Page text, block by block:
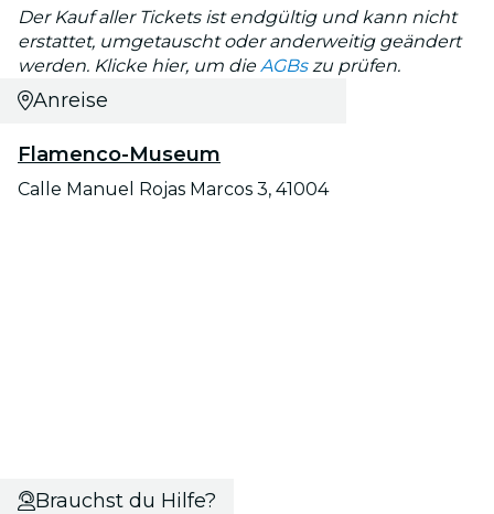
Der Kauf aller Tickets ist endgültig und kann nicht
erstattet, umgetauscht oder anderweitig geändert
werden. Klicke hier, um die AGBszu prüfen.
Anreise
Flamenco-Museum
Calle Manuel Rojas Marcos 3, 41004
Brauchst du Hilfe?